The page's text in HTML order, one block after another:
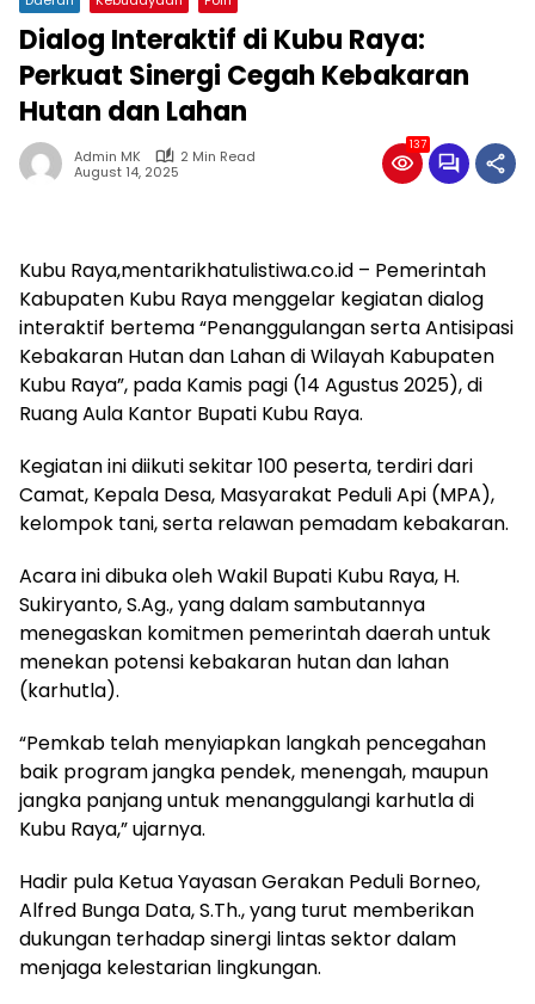
Dialog Interaktif di Kubu Raya:
Perkuat Sinergi Cegah Kebakaran
Hutan dan Lahan
Admin MK
2 Min Read
August 14, 2025
137
Kubu Raya,mentarikhatulistiwa.co.id – Pemerintah
Kabupaten Kubu Raya menggelar kegiatan dialog
interaktif bertema “Penanggulangan serta Antisipasi
Kebakaran Hutan dan Lahan di Wilayah Kabupaten
Kubu Raya”, pada Kamis pagi (14 Agustus 2025), di
Ruang Aula Kantor Bupati Kubu Raya.
Kegiatan ini diikuti sekitar 100 peserta, terdiri dari
Camat, Kepala Desa, Masyarakat Peduli Api (MPA),
kelompok tani, serta relawan pemadam kebakaran.
Acara ini dibuka oleh Wakil Bupati Kubu Raya, H.
Sukiryanto, S.Ag., yang dalam sambutannya
menegaskan komitmen pemerintah daerah untuk
menekan potensi kebakaran hutan dan lahan
(karhutla).
“Pemkab telah menyiapkan langkah pencegahan
baik program jangka pendek, menengah, maupun
jangka panjang untuk menanggulangi karhutla di
Kubu Raya,” ujarnya.
Hadir pula Ketua Yayasan Gerakan Peduli Borneo,
Alfred Bunga Data, S.Th., yang turut memberikan
dukungan terhadap sinergi lintas sektor dalam
menjaga kelestarian lingkungan.